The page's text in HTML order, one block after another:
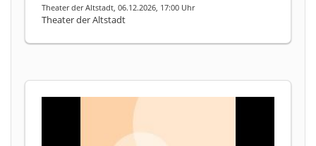
Theater der Altstadt, 06.12.2026, 17:00 Uhr
Theater der Altstadt